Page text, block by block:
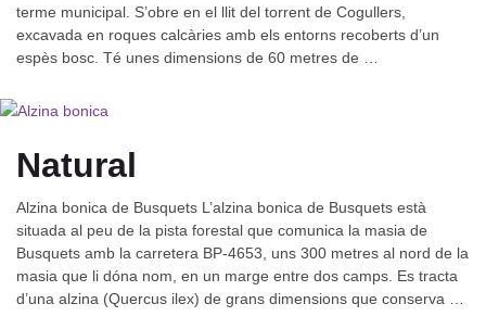
terme municipal. S’obre en el llit del torrent de Cogullers,
excavada en roques calcàries amb els entorns recoberts d’un
espès bosc. Té unes dimensions de 60 metres de …
Natural
Alzina bonica de Busquets L’alzina bonica de Busquets està
situada al peu de la pista forestal que comunica la masia de
Busquets amb la carretera BP-4653, uns 300 metres al nord de la
masia que li dóna nom, en un marge entre dos camps. Es tracta
d’una alzina (Quercus ilex) de grans dimensions que conserva …